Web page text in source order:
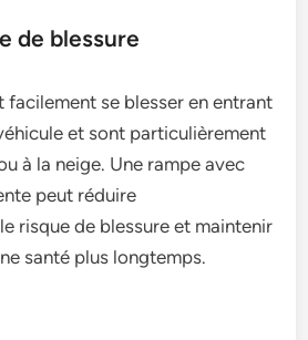
de blessure
facilement se blesser en entrant
et sont particulièrement
à la neige. Une rampe avec
peut réduire
risque de blessure et maintenir
santé plus longtemps.